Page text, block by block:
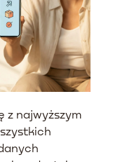
z najwyższym